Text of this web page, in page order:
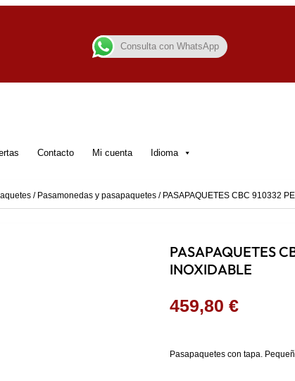
Contacto Mi cuenta
Idioma
/ Pasamonedas y pasapaquetes / PASAPAQUETES CBC 910332
PASAPAQUETES
INOXIDABLE
459,80 €
Pasapaquetes con tapa.
Consulta con WhatsApp